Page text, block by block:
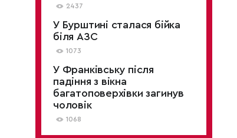
2437
У Бурштині сталася бійка
біля АЗС
1073
У Франківську після
падіння з вікна
багатоповерхівки загинув
чоловік
1068